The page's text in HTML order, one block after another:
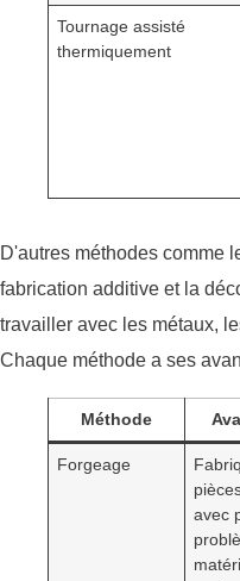
Tournage assisté
thermiquement
D'autres méthodes comme
fabrication additive et la
travailler avec les métaux,
Chaque méthode a ses
Méthode
Forgeage
avec